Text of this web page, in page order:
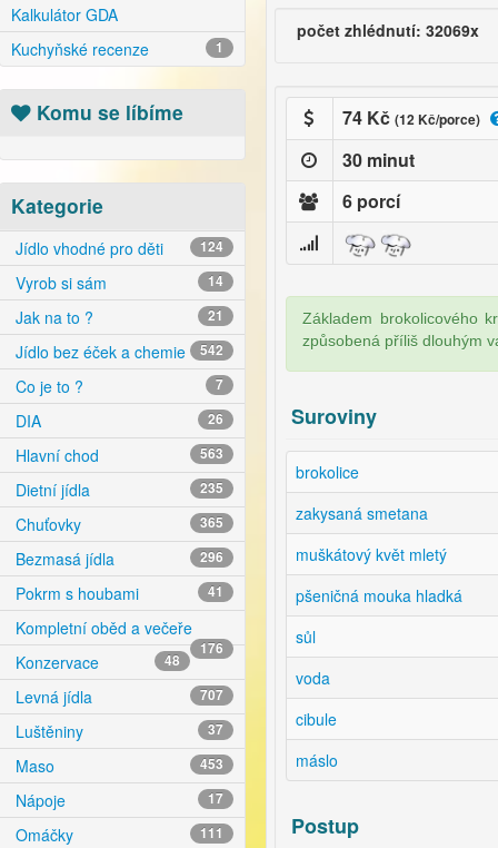
Kalkulátor GDA
Kuchyňské recenze
1
Komu se líbíme
Kategorie
Jídlo vhodné pro děti 124
Vyrob si sám 14
Jak na to ? 21
Jídlo bez éček a chemie 542
Co je to ? 7
DIA 26
Hlavní chod 563
Dietní jídla 235
Chuťovky 365
Bezmasá jídla 296
Pokrm s houbami 41
Kompletní oběd a večeře
176
Konzervace 48
Levná jídla 707
Luštěniny 37
Maso 453
Nápoje 17
Omáčky 111
počet zhlédnutí: 32069x
74 Kč (12 Kč/porce)
30 minut
6 porcí
Základem brokolicového
způsobená příliš dlouhým
Suroviny
brokolice
zakysaná smetana
muškátový květ mletý
pšeničná mouka hladká
sůl
voda
cibule
máslo
Postup